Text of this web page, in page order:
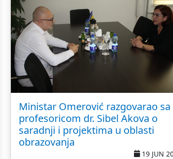
Ministar Omerović razgovarao sa
profesoricom dr. Sibel Akova o
saradnji i projektima u oblasti
obrazovanja
19 JUN